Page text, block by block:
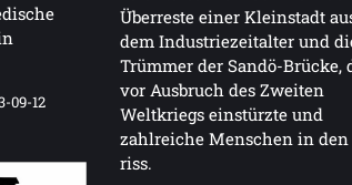
09-12
Überreste einer Kleinstadt
dem Industriezeitalter und
Trümmer der Sandö-Brücke,
vor Ausbruch des Zweiten
Weltkriegs einstürzte und
zahlreiche Menschen in den
riss.